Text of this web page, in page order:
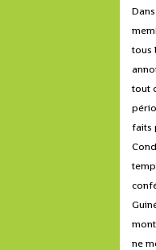
tous
tout
faits
ne